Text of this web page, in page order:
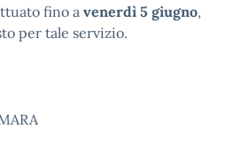
fino avenerdì 5 giugno,
per tale servizio.